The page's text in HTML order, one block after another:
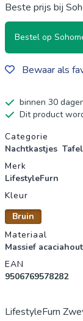
Beste prijs bij
Bestel op
Bewaar als
binnen 30
Dit product
Categorie
Nachtkastjes
Merk
LifestyleFurn
Kleur
Bruin
Materiaal
Massief acaciahout
EAN
9506769578282
LifestyleFurn